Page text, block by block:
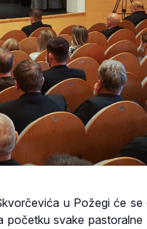
u Požegi će se
početku svake pastoralne